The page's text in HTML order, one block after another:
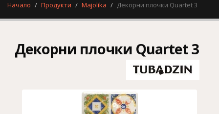
Начало Продукти Majolika Декорни плочки Quartet 3
Декорни плочки Quartet 3